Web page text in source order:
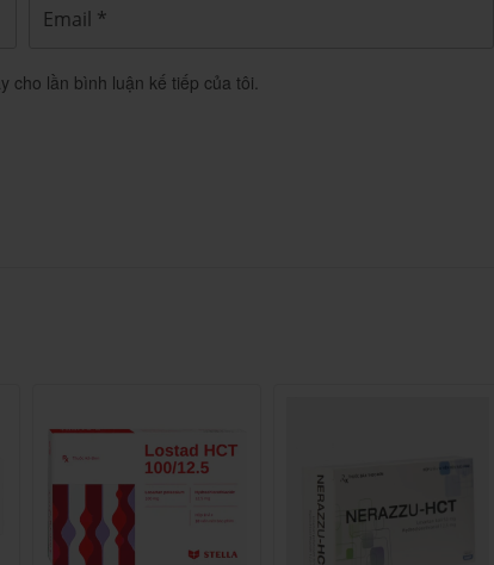
lợi tiểu khác là
vượt trội của dạng giải phóng kéo dài so với các
trì trong24 giờ
, đảm bảo kiểm soát huyết áp ổn
cho lần bình luận kế tiếp của tôi.